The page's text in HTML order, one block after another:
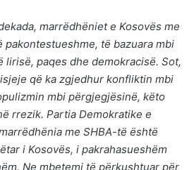
marrëdhëniet e Kosovës me
pakontestueshme, të bazuara mbi
lirisë, paqes dhe demokracisë. Sot,
që ka zgjedhur konfliktin mbi
mbi përgjegjësinë, këto
rrezik. Partia Demokratike e
me SHBA-të është
i Kosovës, i pakrahasueshëm
Ne mbetemi të përkushtuar për